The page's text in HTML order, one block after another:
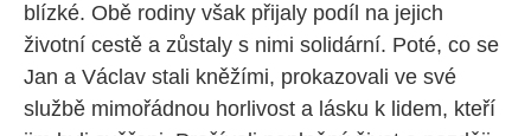
blízké. Obě rodiny však přijaly podíl na jejich
životní cestě a zůstaly s nimi solidární. Poté, co se
Jan a Václav stali kněžími, prokazovali ve své
službě mimořádnou horlivost a lásku k lidem, kteří